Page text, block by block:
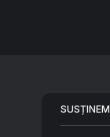
SUSȚINEM